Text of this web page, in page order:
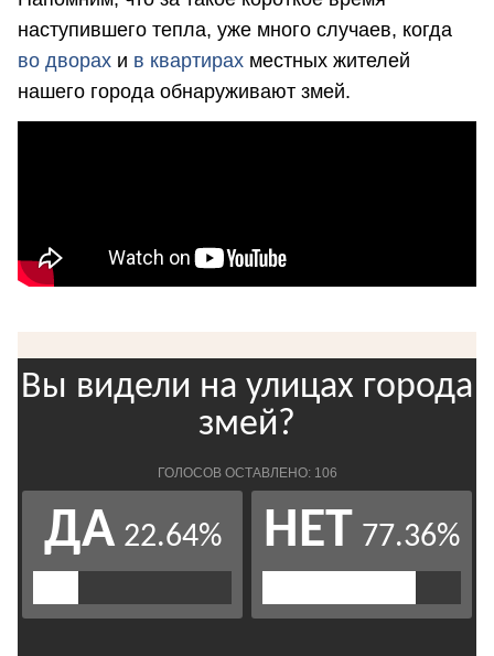
наступившего тепла, уже много случаев, когда
во дворах и в квартирах местных жителей
нашего города обнаруживают змей.